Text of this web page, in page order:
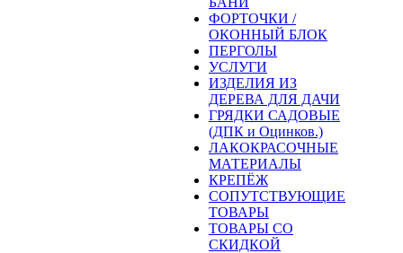
ФОРТОЧКИ /
ОКОННЫЙ БЛОК
ПЕРГОЛЫ
УСЛУГИ
ИЗДЕЛИЯ ИЗ
ДЕРЕВА ДЛЯ ДАЧИ
ГРЯДКИ САДОВЫЕ
(ДПК и Оцинков.)
ЛАКОКРАСОЧНЫЕ
МАТЕРИАЛЫ
КРЕПЁЖ
СОПУТСТВУЮЩИЕ
ТОВАРЫ
ТОВАРЫ СО
СКИДКОЙ